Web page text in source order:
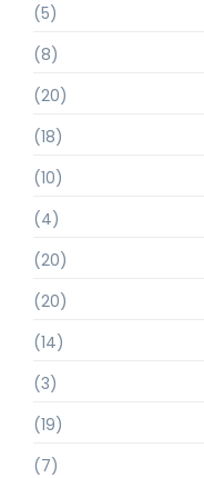
(5)
(8)
(20)
(18)
(10)
(4)
(20)
(20)
(14)
(3)
(19)
(7)